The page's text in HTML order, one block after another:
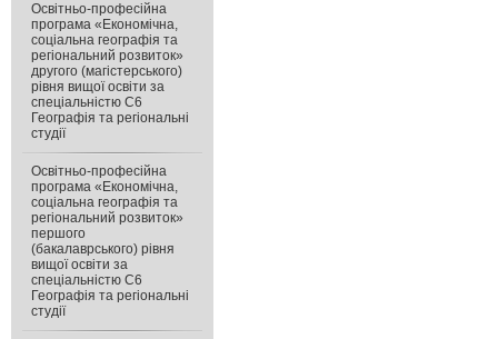
Освітньо-професійна
програма «Економічна,
соціальна географія та
регіональний розвиток»
другого (магістерського)
рівня вищої освіти за
спеціальністю C6
Географія та регіональні
студії
Освітньо-професійна
програма «Економічна,
соціальна географія та
регіональний розвиток»
першого
(бакалаврського) рівня
вищої освіти за
спеціальністю С6
Географія та регіональні
студії